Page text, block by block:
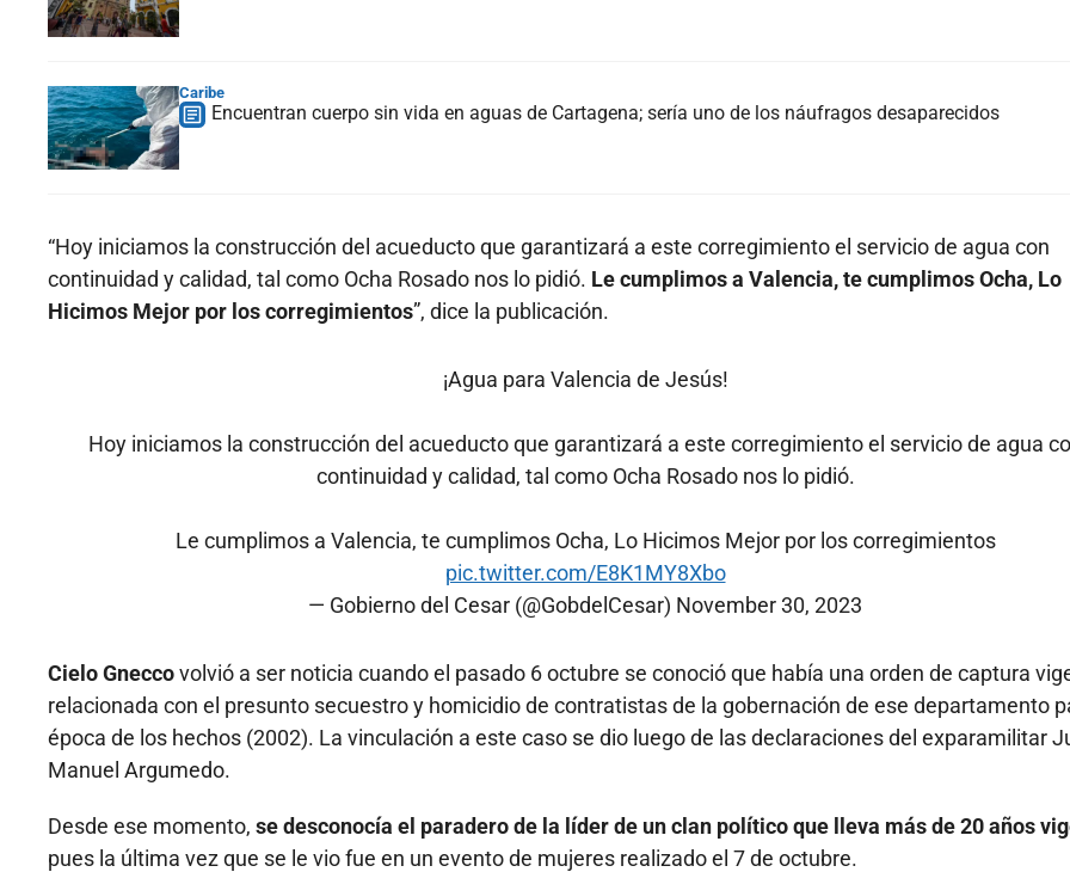
Caribe
Encuentran cuerpo sin vida en aguas de Cartagena; sería uno de los náufragos desaparecidos
“Hoy iniciamos la construcción del acueducto que garantizará a este corregimiento el servicio de agua con
continuidad y calidad, tal como Ocha Rosado nos lo pidió. Le cumplimos a Valencia, te cumplimos Ocha, Lo
Hicimos Mejor por los corregimientos”, dice la publicación.
¡Agua para Valencia de Jesús!
Hoy iniciamos la construcción del acueducto que garantizará a este corregimiento el servicio de agua
continuidad y calidad, tal como Ocha Rosado nos lo pidió.
Le cumplimos a Valencia, te cumplimos Ocha, Lo Hicimos Mejor por los corregimientos
pic.twitter.com/E8K1MY8Xbo
— Gobierno del Cesar (@GobdelCesar) November 30, 2023
Cielo Gneccovolvió a ser noticia cuando el pasado 6 octubre se conoció que había una orden de captura
relacionada con el presunto secuestro y homicidio de contratistas de la gobernación de ese departamento
época de los hechos (2002). La vinculación a este caso se dio luego de las declaraciones del exparamilitar
Manuel Argumedo.
Desde ese momento, se desconocía el paradero de la líder de un clan político que lleva más de 20 años
pues la última vez que se le vio fue en un evento de mujeres realizado el 7 de octubre.